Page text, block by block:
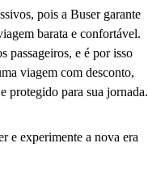
pois a Buser garante
barata e confortável.
passageiros, e é por isso
viagem com desconto,
protegido para sua jornada.
e experimente a nova era